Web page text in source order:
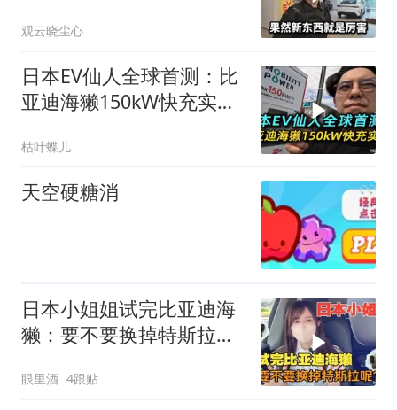
观云晓尘心
日本EV仙人全球首测：比
亚迪海獭150kW快充实测
枯叶蝶儿
天空硬糖消
日本小姐姐试完比亚迪海
獭：要不要换掉特斯拉
眼里酒 4跟贴